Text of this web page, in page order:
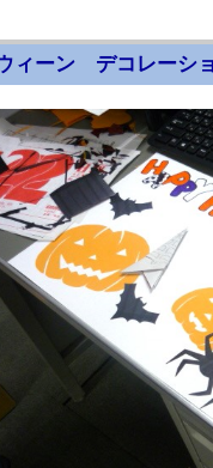
ィーン デコレーシ